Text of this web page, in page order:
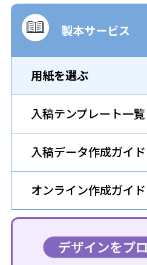
製本サービス
用紙を選ぶ
入稿テンプレート一覧
入稿データ作成ガイド
オンライン作成ガイド